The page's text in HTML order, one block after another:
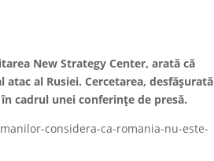
New Strategy Center, arată că
al Rusiei. Cercetarea, desfășurată
cadrul unei conferințe de presă.
considera-ca-romania-nu-este-